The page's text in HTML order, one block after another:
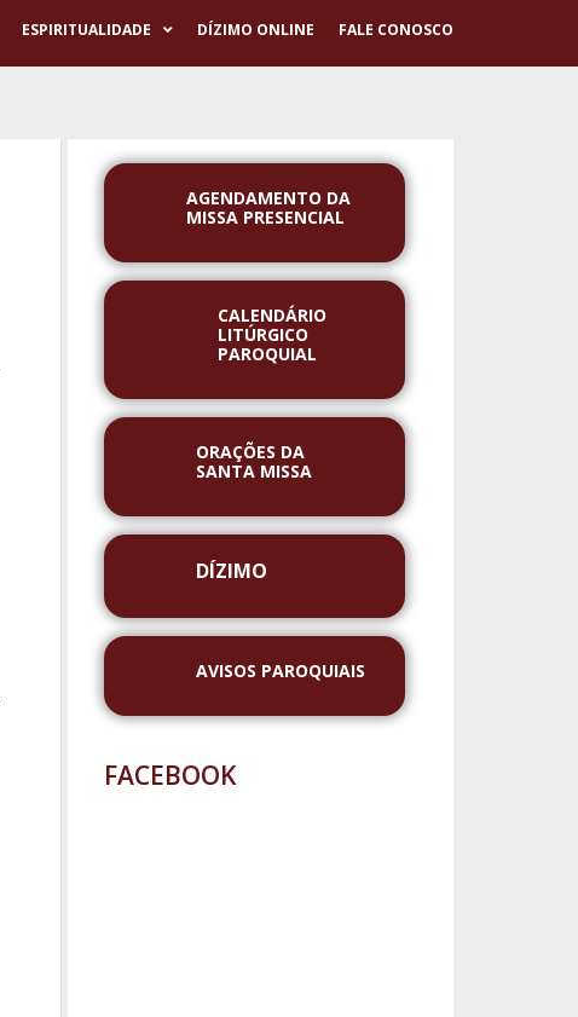
ESPIRITUALIDADE DÍZIMO ONLINE FALE CONOSCO
AGENDAMENTO DA
MISSA PRESENCIAL
CALENDÁRIO
LITÚRGICO
PAROQUIAL
ORAÇÕES DA
SANTA MISSA
DÍZIMO
AVISOS PAROQUIAIS
FACEBOOK